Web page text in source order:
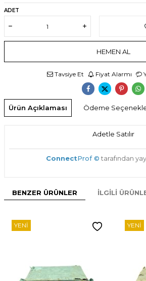
ADET
HEMEN AL
Tavsiye Et Fiyat Alarmı
Ürün Açıklaması Ödeme
Adetle Satılır
ConnectProf © tarafından
BENZER ÜRÜNLER İLGILI
YENI YENI